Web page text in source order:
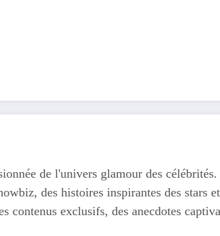
de l'univers glamour des
des histoires inspirantes des stars
contenus exclusifs, des anecdotes